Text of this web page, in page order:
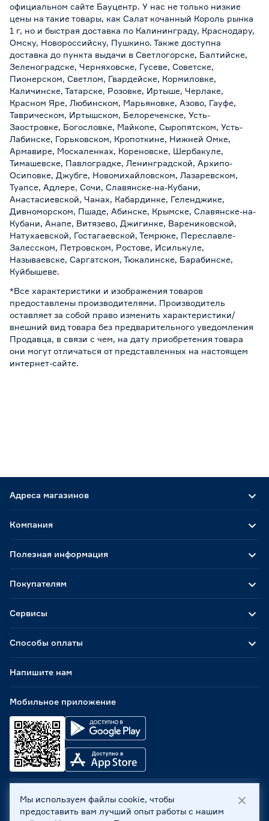
официальном сайте Бауцентр. У нас не только низкие
цены на такие товары, как Салат кочанный Король рынка
1 г, но и быстрая доставка по Калининграду, Краснодару,
Омску, Новороссийску, Пушкино. Также доступна
доставка до пункта выдачи в Светлогорске, Балтийске,
Зеленоградске, Черняховске, Гусеве, Советске,
Пионерском, Светлом, Гвардейске, Кормиловке,
Каличинске, Татарске, Розовке, Иртыше, Черлаке,
Красном Яре, Любинском, Марьяновке, Азово, Гауфе,
Таврическом, Иртышском, Белореченске, Усть-
Заостровке, Богословке, Майкопе, Сыропятском, Усть-
Лабинске, Горьковском, Кропоткине, Нижней Омке,
Армавире, Москаленках, Кореновске, Шербакуле,
Тимашевске, Павлоградке, Ленинградской, Архипо-
Осиповке, Джубге, Новомихайловском, Лазаревском,
Туапсе, Адлере, Сочи, Славянске-на-Кубани,
Анастасиевской, Чанах, Кабардинке, Геленджике,
Дивноморском, Пшаде, Абинске, Крымске, Славянске-на-
Кубани, Анапе, Витязево, Джигинке, Варениковской,
Натухаевской, Гостагаевской, Темрюке, Переславле-
Залесском, Петровском, Ростове, Исилькуле,
Называевске, Саргатском, Тюкалинске, Барабинске,
Куйбышеве.
*Все характеристики и изображения товаров
предоставлены производителями. Производитель
оставляет за собой право изменить характеристики/
внешний вид товара без предварительного уведомления
Продавца, в связи с чем, на дату приобретения товара
они могут отличаться от представленных на настоящем
интернет-сайте.
Адреса магазинов
Способы оплаты
Мобильное приложение
Компания
Полезная информация
Покупателям
Сервисы
Напишите нам
ООО «Бауцентр Рус» 2004 -2026, 236029, г. Калининград,
ул. А.Невского, 205. ИНН 7702596813, КПП 390601001 ©
Мы используем файлы cookie, чтобы
предоставить вам лучший опыт работы с нашим